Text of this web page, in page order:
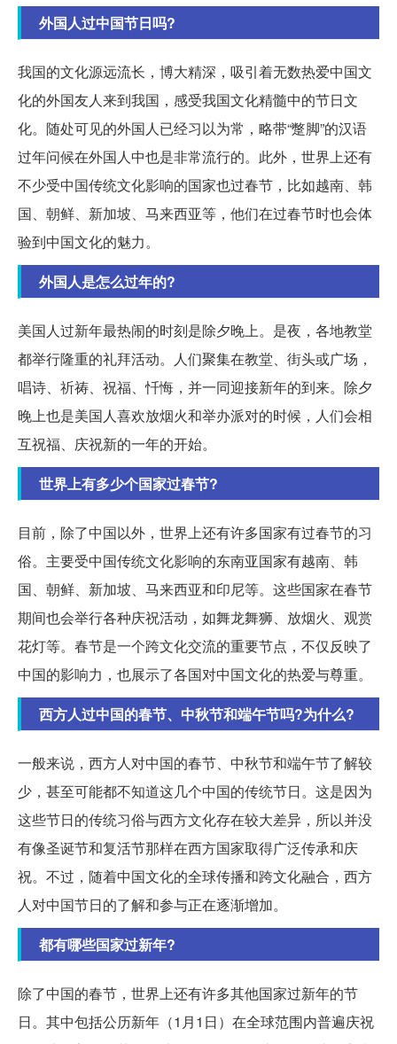
外国人过中国节日吗?
我国的文化源远流长，博大精深，吸引着无数热爱中国文
化的外国友人来到我国，感受我国文化精髓中的节日文
化。随处可见的外国人已经习以为常，略带“蹩脚”的汉语
过年问候在外国人中也是非常流行的。此外，世界上还有
不少受中国传统文化影响的国家也过春节，比如越南、韩
国、朝鲜、新加坡、马来西亚等，他们在过春节时也会体
验到中国文化的魅力。
外国人是怎么过年的?
美国人过新年最热闹的时刻是除夕晚上。是夜，各地教堂
都举行隆重的礼拜活动。人们聚集在教堂、街头或广场，
唱诗、祈祷、祝福、忏悔，并一同迎接新年的到来。除夕
晚上也是美国人喜欢放烟火和举办派对的时候，人们会相
互祝福、庆祝新的一年的开始。
世界上有多少个国家过春节?
目前，除了中国以外，世界上还有许多国家有过春节的习
俗。主要受中国传统文化影响的东南亚国家有越南、韩
国、朝鲜、新加坡、马来西亚和印尼等。这些国家在春节
期间也会举行各种庆祝活动，如舞龙舞狮、放烟火、观赏
花灯等。春节是一个跨文化交流的重要节点，不仅反映了
中国的影响力，也展示了各国对中国文化的热爱与尊重。
西方人过中国的春节、中秋节和端午节吗?为什么?
一般来说，西方人对中国的春节、中秋节和端午节了解较
少，甚至可能都不知道这几个中国的传统节日。这是因为
这些节日的传统习俗与西方文化存在较大差异，所以并没
有像圣诞节和复活节那样在西方国家取得广泛传承和庆
祝。不过，随着中国文化的全球传播和跨文化融合，西方
人对中国节日的了解和参与正在逐渐增加。
都有哪些国家过新年?
除了中国的春节，世界上还有许多其他国家过新年的节
日。其中包括公历新年（1月1日）在全球范围内普遍庆祝